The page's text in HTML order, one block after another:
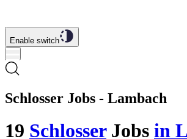
Enable switch
Schlosser Jobs - Lambach
19 SchlosserJobs in